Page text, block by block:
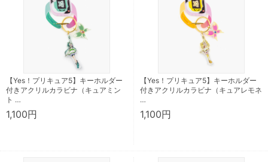
【Yes！プリキュア5】キーホルダー
付きアクリルカラビナ（キュアミン
ト …
1,100円
【Yes！プリキュア5】キーホルダー
付きアクリルカラビナ（キュアレモネ
…
1,100円